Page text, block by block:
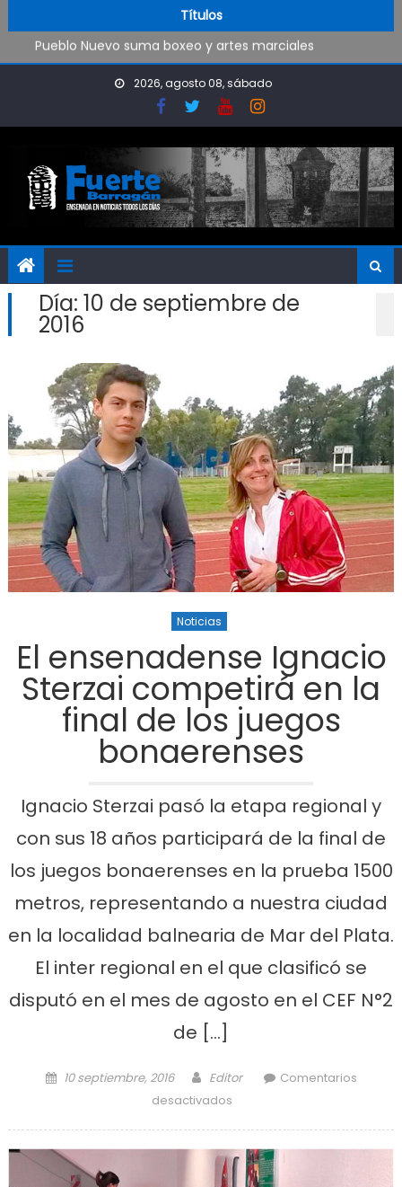
Títulos
Trabajos de mantenimiento y mejoras en la Isla Santiago
Pueblo Nuevo suma boxeo y artes marciales
OPINIÓN: ¿Hasta cuándo vamos a soportar todo esto?
El Rojo juega este sábado en Ensenada y necesita ganar
2026, agosto 08, sábado
Día: 10 de septiembre de
2016
Noticias
El ensenadense Ignacio
Sterzai competirá en la
final de los juegos
bonaerenses
Ignacio Sterzai pasó la etapa regional y
con sus 18 años participará de la final de
los juegos bonaerenses en la prueba 1500
metros, representando a nuestra ciudad
en la localidad balnearia de Mar del Plata.
El inter regional en el que clasificó se
disputó en el mes de agosto en el CEF N°2
de […]
Posted on
10 septiembre, 2016 Author
Editor
Comentarios
desactivados